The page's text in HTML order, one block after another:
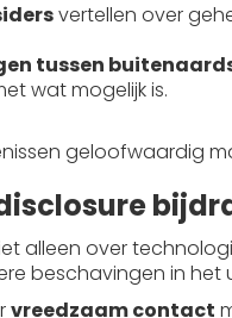
vertellen over
tussen
wat mogelijk is.
geloofwaardig
alleen over
beschavingen in het
vreedzaam contact